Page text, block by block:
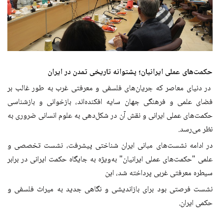
حکمت‌های عملی ایرانیان؛ پشتوانه تاریخی تمدن در ایران
در دنیای معاصر که جریان‌های فلسفی و معرفتی غرب به طور غالب بر
فضای علمی و فرهنگی جهان سایه افکنده‌اند، بازخوانی و بازشناسی
حکمت‌های عملی ایرانی و نقش آن در شکل‌دهی به علوم انسانی ضروری به
نظر می‌رسد.
در ادامه نشست‌های مبانی ایران شناختی پیشرفت، نشست تخصصی و
علمی "حکمت‌های عملی ایرانیان" به‌ویژه به جایگاه حکمت ایرانی در برابر
سیطره معرفتی غربی پرداخته شد، این
نشست فرصتی بود برای بازاندیشی و نگاهی جدید به میراث فلسفی و
حکمی ایران.